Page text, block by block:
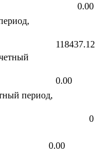
0.00
118437.12
0.00
период,
0
0.00